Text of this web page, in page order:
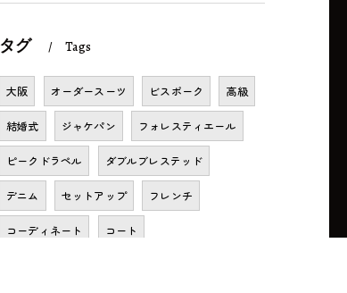
タグ Tags
大阪 オーダースーツ ビスポーク 高級
結婚式 ジャケパン フォレスティエール
ピークドラペル ダブルブレステッド
デニム セットアップ フレンチ
コーディネート コート